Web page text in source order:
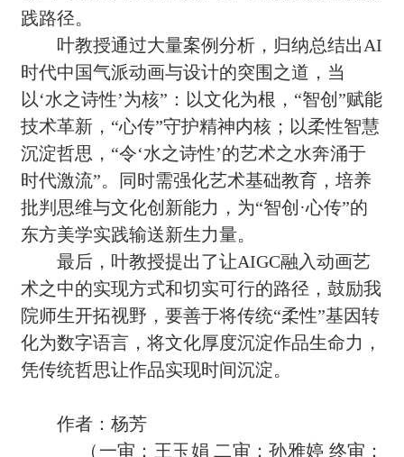
践路径。
叶教授通过大量案例分析，归纳总结出AI
时代中国气派动画与设计的突围之道，当
以‘水之诗性’为核”：以文化为根，“智创”赋能
技术革新，“心传”守护精神内核；以柔性智慧
沉淀哲思，“令‘水之诗性’的艺术之水奔涌于
时代激流”。同时需强化艺术基础教育，培养
批判思维与文化创新能力，为“智创·心传”的
东方美学实践输送新生力量。
最后，叶教授提出了让AIGC融入动画艺
术之中的实现方式和切实可行的路径，鼓励我
院师生开拓视野，要善于将传统“柔性”基因转
化为数字语言，将文化厚度沉淀作品生命力，
凭传统哲思让作品实现时间沉淀。
作者：杨芳
（一审：王玉娟 二审：孙雅婷 终审：